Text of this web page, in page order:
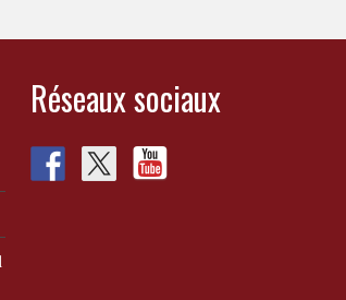
Réseaux sociaux